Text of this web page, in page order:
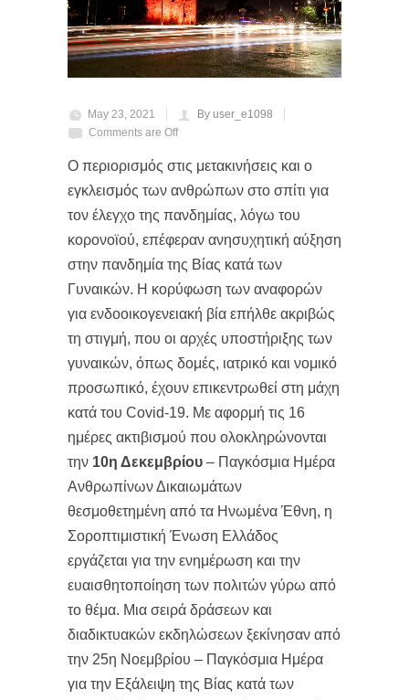
May 23, 2021
By user_e1098
Comments are Off
Ο περιορισμός στις μετακινήσεις και ο
εγκλεισμός των ανθρώπων στο σπίτι για
τον έλεγχο της πανδημίας, λόγω του
κορονοϊού, επέφεραν ανησυχητική αύξηση
στην πανδημία της Βίας κατά των
Γυναικών. Η κορύφωση των αναφορών
για ενδοοικογενειακή βία επήλθε ακριβώς
τη στιγμή, που οι αρχές υποστήριξης των
γυναικών, όπως δομές, ιατρικό και νομικό
προσωπικό, έχουν επικεντρωθεί στη μάχη
κατά του Covid-19. Με αφορμή τις 16
ημέρες ακτιβισμού που ολοκληρώνονται
την 10η Δεκεμβρίου – Παγκόσμια Ημέρα
Ανθρωπίνων Δικαιωμάτων
θεσμοθετημένη από τα Ηνωμένα Έθνη, η
Σοροπτιμιστική Ένωση Ελλάδος
εργάζεται για την ενημέρωση και την
ευαισθητοποίηση των πολιτών γύρω από
το θέμα. Μια σειρά δράσεων και
διαδικτυακών εκδηλώσεων ξεκίνησαν από
την 25η Νοεμβρίου – Παγκόσμια Ημέρα
για την Εξάλειψη της Βίας κατά των